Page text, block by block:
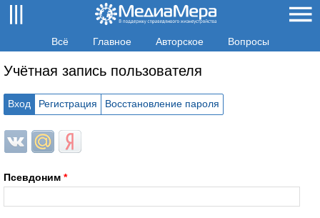
Всё Главное Авторское Вопросы
Учётная запись пользователя
Вход Регистрация Восстановление пароля
Login with ВКонтакте
Login with Mail.ru
Login with Яндекс
Псевдоним *